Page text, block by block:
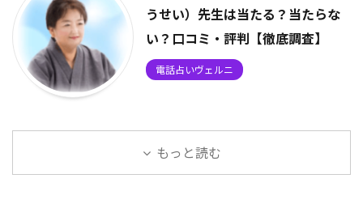
うせい）先生は当たる？当たらな
い？口コミ・評判【徹底調査】
電話占いヴェルニ
もっと読む